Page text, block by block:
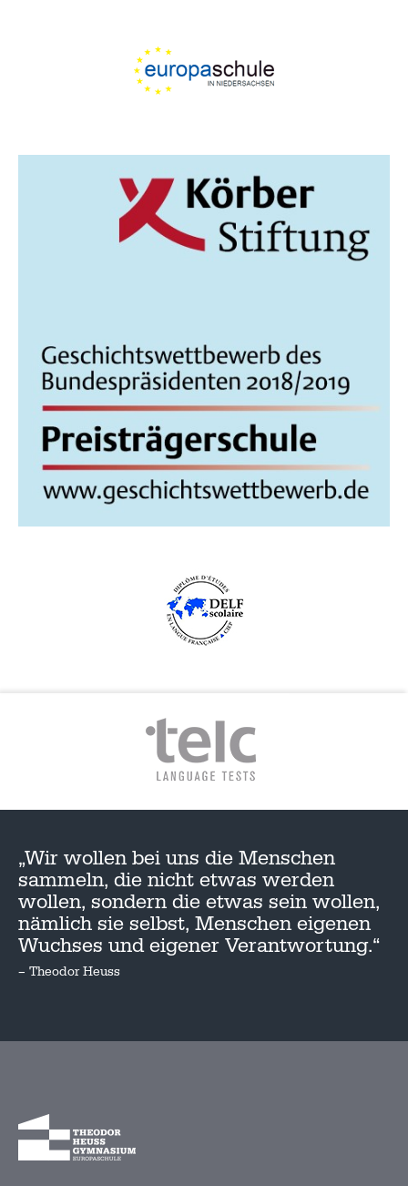
„Wir wollen bei uns die Menschen
sammeln, die nicht etwas werden
wollen, sondern die etwas sein wollen,
nämlich sie selbst, Menschen eigenen
Wuchses und eigener Verantwortung.“
– Theodor Heuss